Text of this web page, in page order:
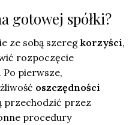
gotowej spółki?
ze sobą szereg korzyści,
rozpoczęcie
Po pierwsze,
oszczędności
przechodzić przez
procedury